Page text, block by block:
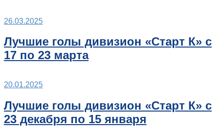
26.03.2025
Лучшие голы дивизион «Старт К» с
17 по 23 марта
20.01.2025
Лучшие голы дивизион «Старт К» с
23 декабря по 15 января